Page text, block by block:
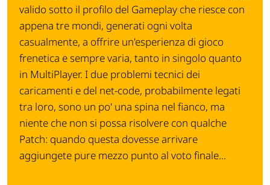
valido sotto il profilo del Gameplay che riesce con
appena tre mondi, generati ogni volta
casualmente, a offrire un'esperienza di gioco
frenetica e sempre varia, tanto in singolo quanto
in MultiPlayer. I due problemi tecnici dei
caricamenti e del net-code, probabilmente legati
tra loro, sono un po' una spina nel fianco, ma
niente che non si possa risolvere con qualche
Patch: quando questa dovesse arrivare
aggiungete pure mezzo punto al voto finale...